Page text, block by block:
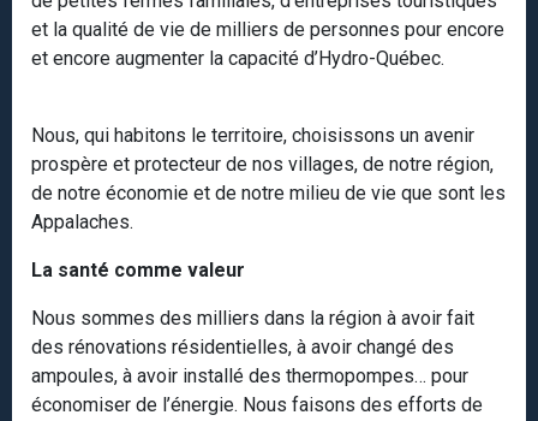
et la qualité de vie de milliers de personnes pour encore
et encore augmenter la capacité d’Hydro-Québec.
Nous, qui habitons le territoire, choisissons un avenir
prospère et protecteur de nos villages, de notre région,
de notre économie et de notre milieu de vie que sont les
Appalaches.
La santé comme valeur
Nous sommes des milliers dans la région à avoir fait
des rénovations résidentielles, à avoir changé des
ampoules, à avoir installé des thermopompes… pour
économiser de l’énergie. Nous faisons des efforts de